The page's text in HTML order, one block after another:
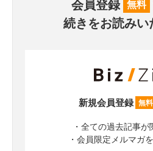
会員登録 無料
続きをお読み
新規会員登録 無料
・全ての過去記事
・会員限定メルマガ